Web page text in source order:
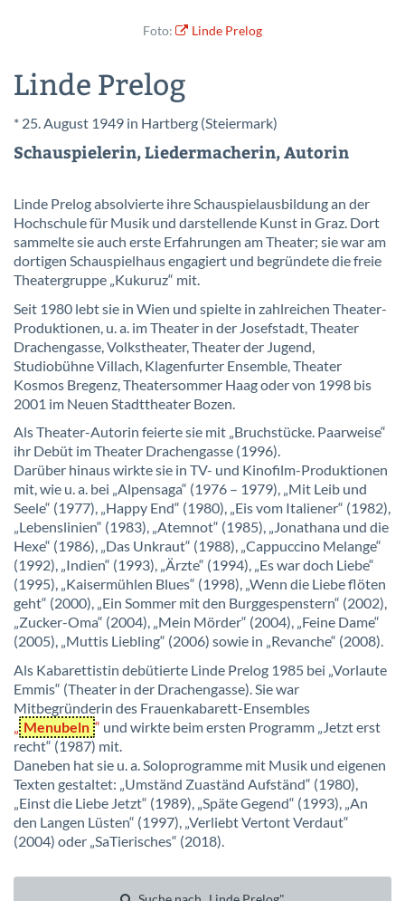
Foto: Linde Prelog
Linde Prelog
* 25. August 1949 in Hartberg (Steiermark)
Schauspielerin, Liedermacherin, Autorin
Linde Prelog absolvierte ihre Schauspielausbildung an der
Hochschule für Musik und darstellende Kunst in Graz. Dort
sammelte sie auch erste Erfahrungen am Theater; sie war am
dortigen Schauspielhaus engagiert und begründete die freie
Theatergruppe „Kukuruz“ mit.
Seit 1980 lebt sie in Wien und spielte in zahlreichen Theater-
Produktionen, u. a. im Theater in der Josefstadt, Theater
Drachengasse, Volkstheater, Theater der Jugend,
Studiobühne Villach, Klagenfurter Ensemble, Theater
Kosmos Bregenz, Theatersommer Haag oder von 1998 bis
2001 im Neuen Stadttheater Bozen.
Als Theater-Autorin feierte sie mit „Bruchstücke. Paarweise“
ihr Debüt im Theater Drachengasse (1996).
Darüber hinaus wirkte sie in TV- und Kinofilm-Produktionen
mit, wie u. a. bei „Alpensaga“ (1976 – 1979), „Mit Leib und
Seele“ (1977), „Happy End“ (1980), „Eis vom Italiener“ (1982),
„Lebenslinien“ (1983), „Atemnot“ (1985), „Jonathana und die
Hexe“ (1986), „Das Unkraut“ (1988), „Cappuccino Melange“
(1992), „Indien“ (1993), „Ärzte“ (1994), „Es war doch Liebe“
(1995), „Kaisermühlen Blues“ (1998), „Wenn die Liebe flöten
geht“ (2000), „Ein Sommer mit den Burggespenstern“ (2002),
„Zucker-Oma“ (2004), „Mein Mörder“ (2004), „Feine Dame“
(2005), „Muttis Liebling“ (2006) sowie in „Revanche“ (2008).
Als Kabarettistin debütierte Linde Prelog 1985 bei „Vorlaute
Emmis“ (Theater in der Drachengasse). Sie war
Mitbegründerin des Frauenkabarett-Ensembles
„ Menubeln “ und wirkte beim ersten Programm „Jetzt erst
recht“ (1987) mit.
Daneben hat sie u. a. Soloprogramme mit Musik und eigenen
Texten gestaltet: „Umständ Zuaständ Aufständ“ (1980),
„Einst die Liebe Jetzt“ (1989), „Späte Gegend“ (1993), „An
den Langen Lüsten“ (1997), „Verliebt Vertont Verdaut“
(2004) oder „SaTierisches“ (2018).